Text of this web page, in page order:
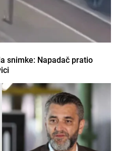
snimke: Napadač pratio